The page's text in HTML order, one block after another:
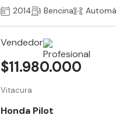
2014 Bencina
Vendedor
Vitacura
Honda Pilot
$11.980.000